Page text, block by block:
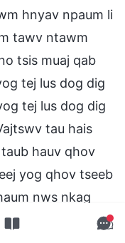
hnyav npaum li
tawv ntawm
tsis muaj qab
tej lus dog dig
tej lus dog dig
tau hais
hauv qhov
yog qhov tseeb
nws nkag
paus cag